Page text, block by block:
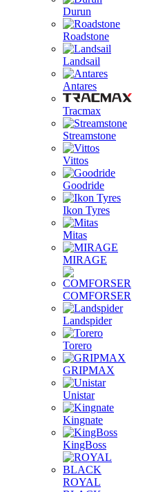
Durun
Roadstone
Landsail
Antares
Tracmax
Streamstone
Vittos
Goodride
Ikon Tyres
Mitas
MIRAGE
COMFORSER
Landspider
Torero
GRIPMAX
Unistar
Kingnate
KingBoss
ROYAL